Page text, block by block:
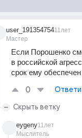
user_191354754
Мастер
11лет
Если Порошенко
в российской
срок ему обеспечен
0
Скрыть ветку
eygeny
Мыслитель
11лет